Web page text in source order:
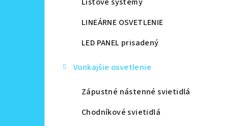
LINEÁRNE OSVETLENIE
LED PANEL prisadený
Vonkajšie osvetlenie
Zápustné nástenné svietidlá
Chodníkové svietidlá